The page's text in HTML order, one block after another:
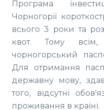
Програма
Чорногорії
всього 3 роки та
квот. Тому
чорногорський
Для отримання
державну мову,
того, відсутні
проживання в країні.